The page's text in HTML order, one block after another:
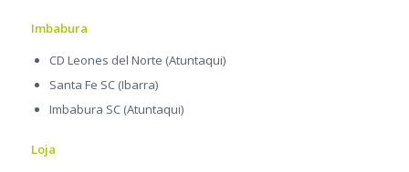
Imbabura
CD Leones del Norte (Atuntaqui)
Santa Fe SC (Ibarra)
Imbabura SC (Atuntaqui)
Loja